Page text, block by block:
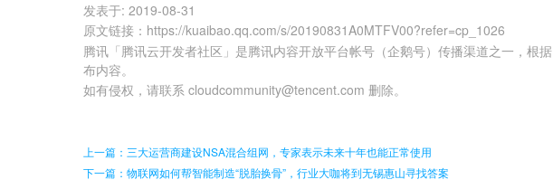
发表于: 2019-08-31
原文链接 ： https://kuaibao.qq.com/s/20190831A0MTFV00?refer=cp_1026
腾讯「腾讯云开发者社区」是腾讯内容开放平台帐号（企鹅号）传播渠道之一，根据
布内容。
如有侵权，请联系 cloudcommunity@tencent.com 删除。
上一篇：三大运营商建设NSA混合组网，专家表示未来十年也能正常使用
下一篇：物联网如何帮智能制造“脱胎换骨”，行业大咖将到无锡惠山寻找答案